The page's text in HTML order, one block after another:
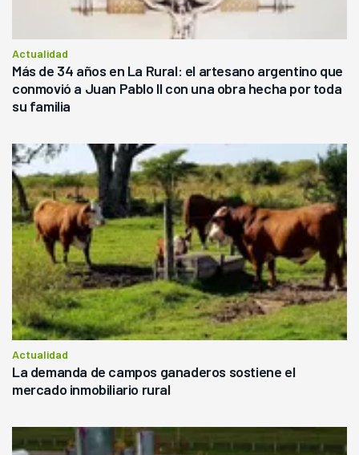
Actualidad
Más de 34 años en La Rural: el artesano argentino que
conmovió a Juan Pablo II con una obra hecha por toda
su familia
Actualidad
La demanda de campos ganaderos sostiene el
mercado inmobiliario rural